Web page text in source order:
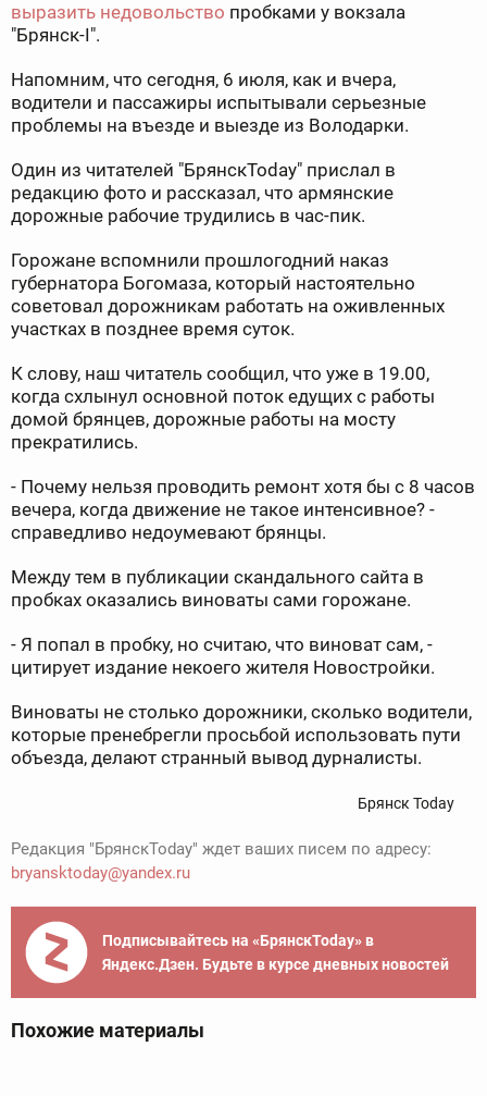
выразить недовольство пробками у вокзала
"Брянск-I".
Напомним, что сегодня, 6 июля, как и вчера,
водители и пассажиры испытывали серьезные
проблемы на въезде и выезде из Володарки.
Один из читателей "БрянскToday" прислал в
редакцию фото и рассказал, что армянские
дорожные рабочие трудились в час-пик.
Горожане вспомнили прошлогодний наказ
губернатора Богомаза, который настоятельно
советовал дорожникам работать на оживленных
участках в позднее время суток.
К слову, наш читатель сообщил, что уже в 19.00,
когда схлынул основной поток едущих с работы
домой брянцев, дорожные работы на мосту
прекратились.
- Почему нельзя проводить ремонт хотя бы с 8 часов
вечера, когда движение не такое интенсивное? -
справедливо недоумевают брянцы.
Между тем в публикации скандального сайта в
пробках оказались виноваты сами горожане.
- Я попал в пробку, но считаю, что виноват сам, -
цитирует издание некоего жителя Новостройки.
Виноваты не столько дорожники, сколько водители,
которые пренебрегли просьбой использовать пути
объезда, делают странный вывод дурналисты.
Брянск Today
Редакция "БрянскToday" ждет ваших писем по адресу:
bryansktoday@yandex.ru
Подписывайтесь на «БрянскToday» в
Яндекс.Дзен. Будьте в курсе дневных новостей
Похожие материалы